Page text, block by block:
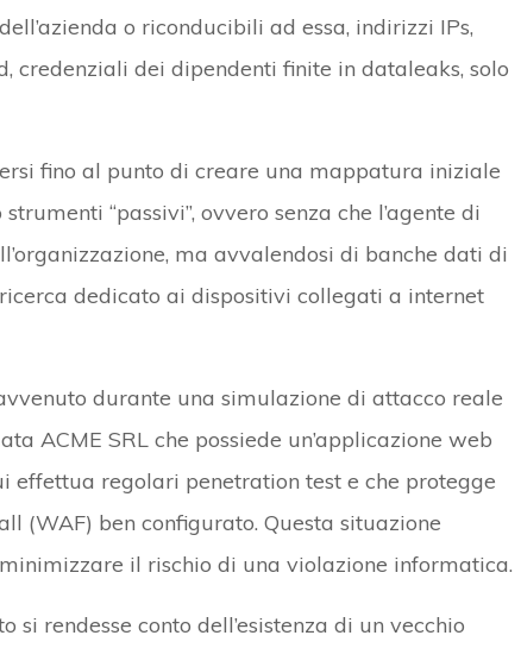
o riconducibili ad essa, indirizzi IPs,
credenziali dei dipendenti finite in dataleaks, solo
fino al punto di creare una mappatura iniziale
“passivi”, ovvero senza che l’agente di
ma avvalendosi di banche dati di
dedicato ai dispositivi collegati a internet
durante una simulazione di attacco reale
ACME SRL che possiede un’applicazione web
effettua regolari penetration test e che protegge
(WAF) ben configurato. Questa situazione
il rischio di una violazione informatica.
rendesse conto dell’esistenza di un vecchio